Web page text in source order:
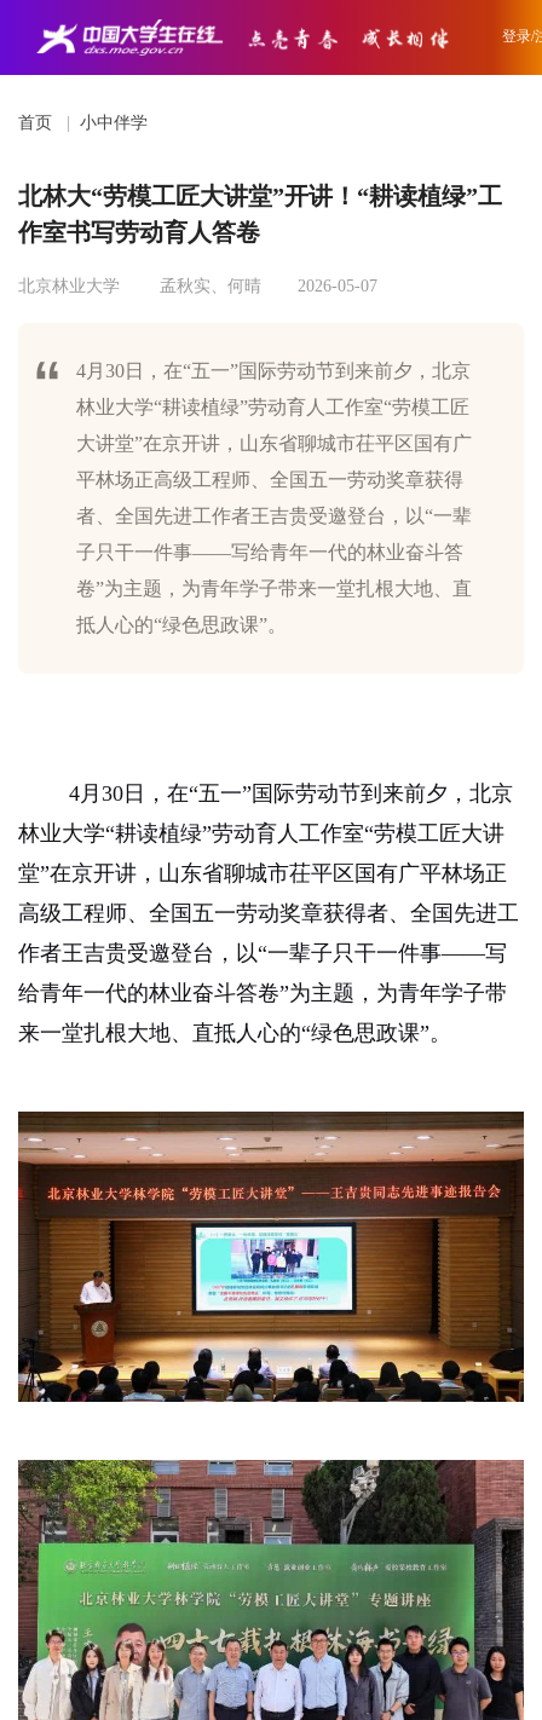
登录/
首页 小中伴学
北林大“劳模工匠大讲堂”开讲！“耕读植绿”工
作室书写劳动育人答卷
北京林业大学 孟秋实、何晴 2026-05-07
4月30日，在“五一”国际劳动节到来前夕，北京
林业大学“耕读植绿”劳动育人工作室“劳模工匠
大讲堂”在京开讲，山东省聊城市茌平区国有广
平林场正高级工程师、全国五一劳动奖章获得
者、全国先进工作者王吉贵受邀登台，以“一辈
子只干一件事——写给青年一代的林业奋斗答
卷”为主题，为青年学子带来一堂扎根大地、直
抵人心的“绿色思政课”。
4月30 日，在“五一”国际劳动节到来前夕，北京
林业大学“耕读植绿”劳动育人工作室“劳模工匠大讲
堂”在京开讲，山东省聊城市茌平区国有广平林场正
高级工程师、全国五一劳动奖章获得者、 全国先进工
作者王吉贵受邀登台，以“一辈子只干一件事——写
给青年一代的林业奋斗答卷”为主题，为青年学子带
来一堂扎根大地、直抵人心的“绿色思政课”。